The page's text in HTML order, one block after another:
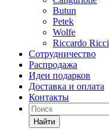
Butun
Petek
Wolfe
Riccardo Ricci
Сотрудничество
Распродажа
Идеи подарков
Доставка и оплата
Контакты
Найти